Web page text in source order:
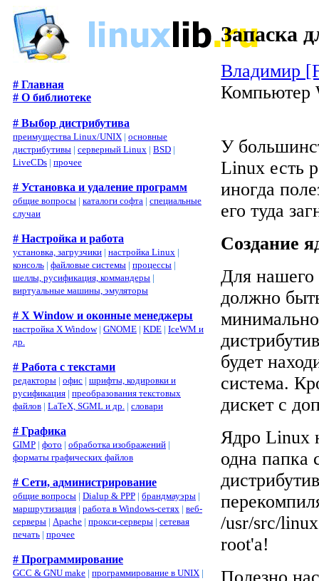
# Главная
# О библиотеке
# Выбор дистрибутива
преимущества Linux/UNIX | основные
дистрибутивы | серверный Linux | BSD |
LiveCDs | прочее
# Установка и удаление программ
общие вопросы | каталоги софта | специальные
случаи
# Настройка и работа
установка, загрузчики | настройка Linux |
консоль | файловые системы | процессы |
шеллы, русификация, коммандеры |
виртуальные машины, эмуляторы
# X Window и оконные менеджеры
настройка X Window| GNOME | KDE | IceWM и
др.
# Работа с текстами
редакторы | офис | шрифты, кодировки и
русификация | преобразования текстовых
файлов | LaTeX, SGML и др. | словари
# Графика
GIMP | фото | обработка изображений |
форматы графических файлов
# Сети, администрирование
общие вопросы | Dialup & PPP | брандмауэры |
маршрутизация | работа в Windows-сетях | веб-
серверы | Apache | прокси-серверы | сетевая
печать | прочее
# Программирование
GCC & GNU make | программирование в UNIX |
Запаска
Владимир
Компьютер
У
Linux есть
иногда
его туда
Создание
Для нашего
должно
будет
система.
дискет с
Ядро Linux
одна папка
/usr/src/
root'а!